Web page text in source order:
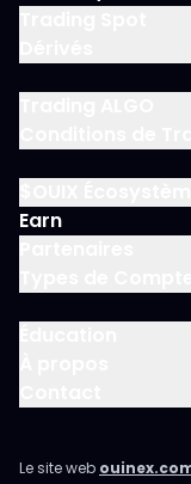
Earn
Le site web